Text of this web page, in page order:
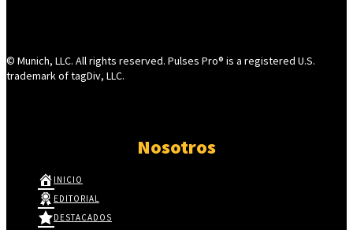
© Munich, LLC. All rights reserved. Pulses Pro® is a registered U.S.
trademark of tagDiv, LLC.
Nosotros
INICIO
EDITORIAL
DESTACADOS